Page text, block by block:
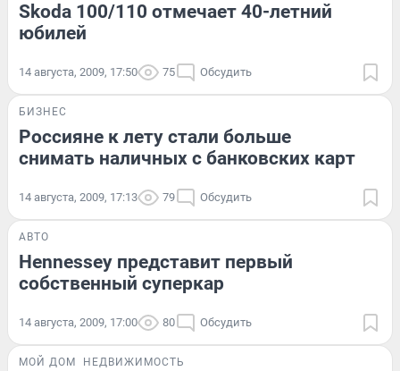
Skoda 100/110 отмечает 40-летний
юбилей
14 августа, 2009, 17:50 75 Обсудить
БИЗНЕС
Россияне к лету стали больше
снимать наличных с банковских карт
14 августа, 2009, 17:13 79 Обсудить
АВТО
Hennessey представит первый
собственный суперкар
14 августа, 2009, 17:00 80 Обсудить
МОЙ ДОМ НЕДВИЖИМОСТЬ